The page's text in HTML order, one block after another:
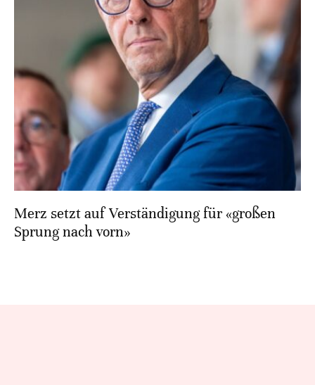
Merz setzt auf Verständigung für «großen
Sprung nach vorn»